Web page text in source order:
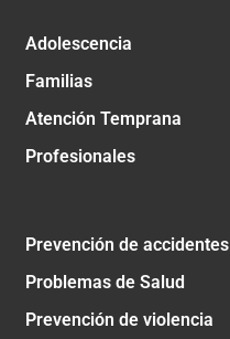
Adolescencia
Familias
Atención Temprana
Profesionales
Prevención de accidentes
Problemas de Salud
Prevención de violencia